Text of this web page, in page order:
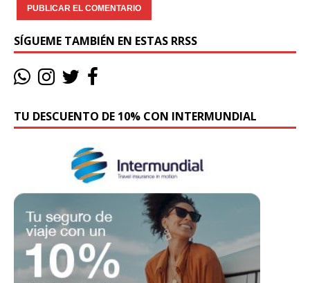
SÍGUEME TAMBIÉN EN ESTAS RRSS
TU DESCUENTO DE 10% CON INTERMUNDIAL